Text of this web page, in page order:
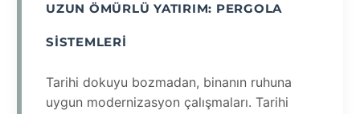
UZUN ÖMÜRLÜ YATIRIM: PERGOLA
SISTEMLERI
Tarihi dokuyu bozmadan, binanın ruhuna
uygun modernizasyon çalışmaları. Tarihi